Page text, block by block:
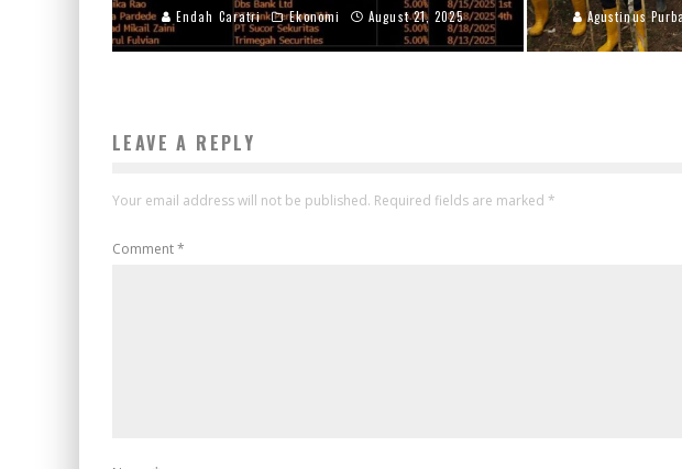
Endah Caratri Ekonomi August 21, 2025 Agustinus
LEAVE A REPLY
Your email address will not be published. Required fields are marked *
Comment*